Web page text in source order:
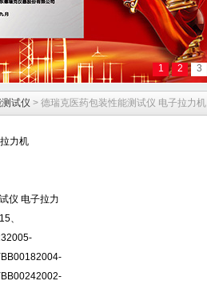
1 2 3
试仪 > 德瑞克医药包装性能测试仪 电子拉力机
力机
仪 电子拉力
、